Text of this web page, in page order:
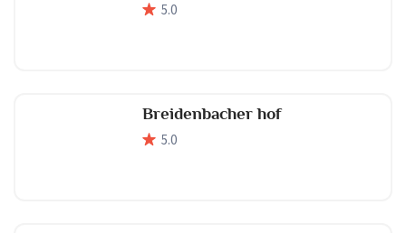
5.0
Breidenbacher hof
5.0